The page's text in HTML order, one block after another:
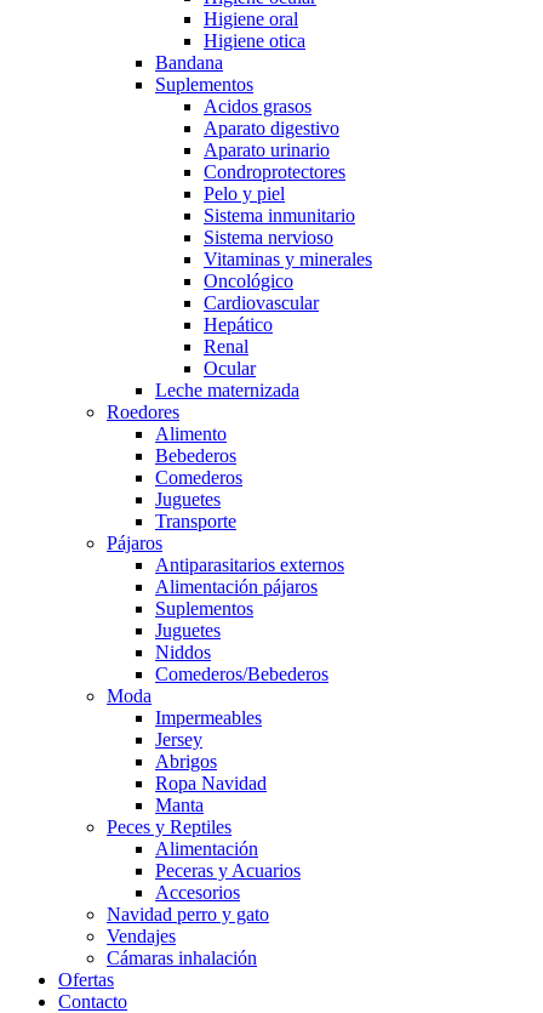
Higiene oral
Higiene otica
Bandana
Suplementos
Acidos grasos
Aparato digestivo
Aparato urinario
Condroprotectores
Pelo y piel
Sistema inmunitario
Sistema nervioso
Vitaminas y minerales
Oncológico
Cardiovascular
Hepático
Renal
Ocular
Leche maternizada
Roedores
Alimento
Bebederos
Comederos
Juguetes
Transporte
Pájaros
Antiparasitarios externos
Alimentación pájaros
Suplementos
Juguetes
Niddos
Comederos/Bebederos
Moda
Impermeables
Jersey
Abrigos
Ropa Navidad
Manta
Peces y Reptiles
Alimentación
Peceras y Acuarios
Accesorios
Navidad perro y gato
Vendajes
Cámaras inhalación
Ofertas
Contacto